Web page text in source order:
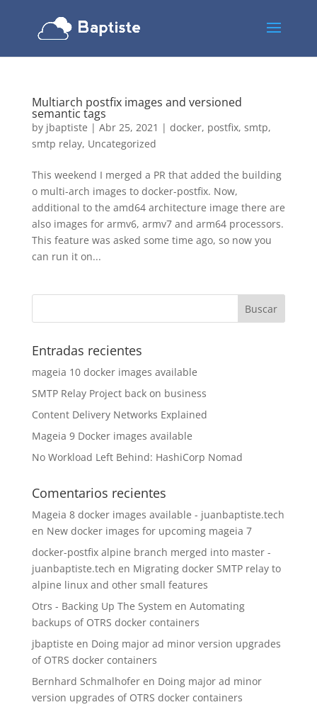
Multiarch postfix images and versioned
semantic tags
by jbaptiste | Abr 25, 2021 | docker, postfix, smtp,
smtp relay, Uncategorized
This weekend I merged a PR that added the building
o multi-arch images to docker-postfix. Now,
additional to the amd64 architecture image there are
also images for armv6, armv7 and arm64 processors.
This feature was asked some time ago, so now you
can run it on...
Entradas recientes
mageia 10 docker images available
SMTP Relay Project back on business
Content Delivery Networks Explained
Mageia 9 Docker images available
No Workload Left Behind: HashiCorp Nomad
Comentarios recientes
Mageia 8 docker images available - juanbaptiste.tech
en New docker images for upcoming mageia 7
docker-postfix alpine branch merged into master -
juanbaptiste.tech en Migrating docker SMTP relay to
alpine linux and other small features
Otrs - Backing Up The System en Automating
backups of OTRS docker containers
jbaptiste en Doing major ad minor version upgrades
of OTRS docker containers
Bernhard Schmalhoferen Doing major ad minor
version upgrades of OTRS docker containers